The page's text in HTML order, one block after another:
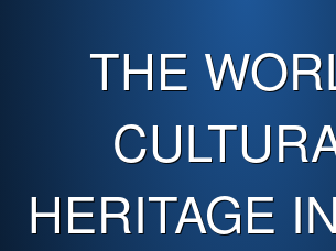
Roundup OF HOMEPAGES
Front-Page
Link-Page I.
Link-Page II.
Link-Page III.
International Fair Trade
THE
HERITAGE